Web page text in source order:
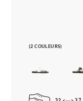
(2 COULEURS)